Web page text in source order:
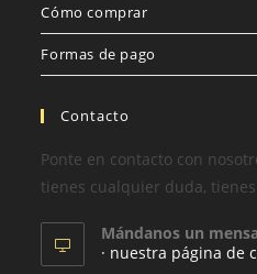
Cómo comprar
Formas de pago
Contacto
Ponte en contacto con
tienes cualquier duda,
Mándanos un
· nuestra página de